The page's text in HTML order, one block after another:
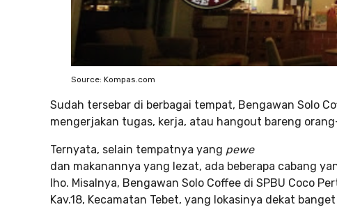
Source: Kompas.com
Sudah tersebar di berbagai tempat, Bengawan Solo
mengerjakan tugas, kerja, atau hangout bareng
Ternyata, selain tempatnya yang pewe
dan makanannya yang lezat, ada beberapa cabang
lho. Misalnya, Bengawan Solo Coffee di SPBU Coco
Kav.18, Kecamatan Tebet, yang lokasinya dekat